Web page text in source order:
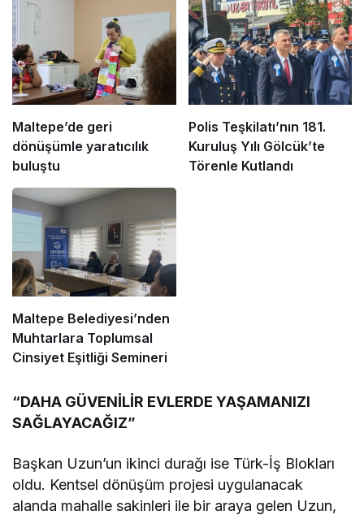
Maltepe’de geri
dönüşümle yaratıcılık
buluştu
Polis Teşkilatı’nın 181.
Kuruluş Yılı Gölcük’te
Törenle Kutlandı
Maltepe Belediyesi’nden
Muhtarlara Toplumsal
Cinsiyet Eşitliği Semineri
“DAHA GÜVENİLİR EVLERDE YAŞAMANIZI
SAĞLAYACAĞIZ”
Başkan Uzun’un ikinci durağı ise Türk-İş Blokları
oldu. Kentsel dönüşüm projesi uygulanacak
alanda mahalle sakinleri ile bir araya gelen Uzun,